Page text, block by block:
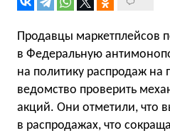
Продавцы маркетплейсов
в Федеральную
на политику распродаж на
ведомство проверить
акций. Они отметили, что
в распродажах, что